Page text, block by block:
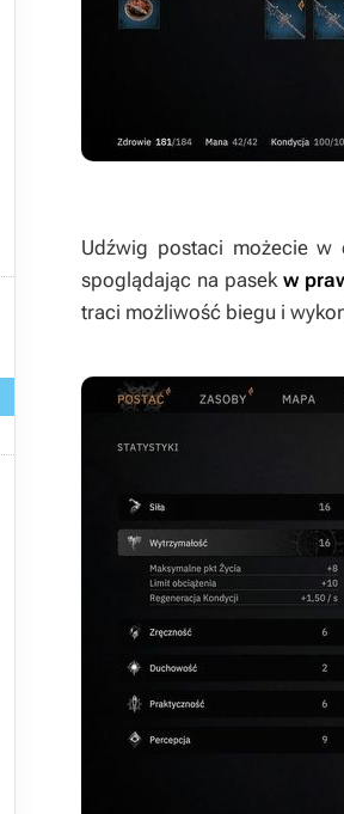
Udźwig postaci możecie
spoglądając na pasek w
traci możliwość biegu i